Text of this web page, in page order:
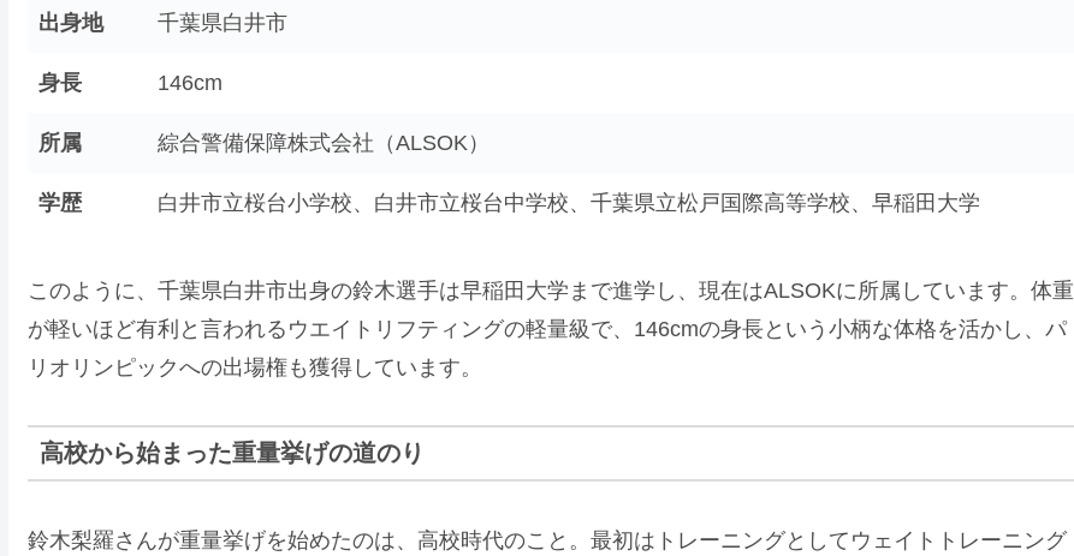
出身地 千葉県白井市
身長 146cm
所属 綜合警備保障株式会社（ALSOK）
学歴 白井市立桜台小学校、白井市立桜台中学校、千葉県立松戸国際高等学校、早稲田大学
このように、千葉県白井市出身の鈴木選手は早稲田大学まで進学し、現在はALSOKに所属しています。体重
が軽いほど有利と言われるウエイトリフティングの軽量級で、146cmの身長という小柄な体格を活かし、パ
リオリンピックへの出場権も獲得しています。
高校から始まった重量挙げの道のり
鈴木梨羅さんが重量挙げを始めたのは、高校時代のこと。最初はトレーニングとしてウェイトトレーニング